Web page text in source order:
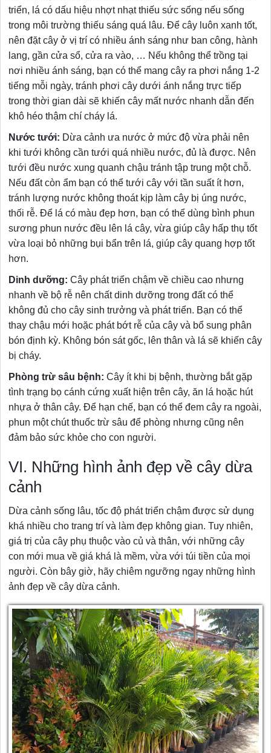
triển, lá có dấu hiệu nhợt nhạt thiếu sức sống nếu sống
trong môi trường thiếu sáng quá lâu. Để cây luôn xanh tốt,
nên đặt cây ở vị trí có nhiều ánh sáng như ban công, hành
lang, gần cửa sổ, cửa ra vào, … Nếu không thể trồng tại
nơi nhiều ánh sáng, bạn có thể mang cây ra phơi nắng 1-2
tiếng mỗi ngày, tránh phơi cây dưới ánh nắng trực tiếp
trong thời gian dài sẽ khiến cây mất nước nhanh dẫn đến
khô héo thậm chí cháy lá.
Nước tưới: Dừa cảnh ưa nước ở mức độ vừa phải nên
khi tưới không cần tưới quá nhiều nước, đủ là được. Nên
tưới đều nước xung quanh chậu tránh tập trung một chỗ.
Nếu đất còn ẩm bạn có thể tưới cây với tần suất ít hơn,
tránh lượng nước không thoát kịp làm cây bị úng nước,
thối rễ. Để lá có màu đẹp hơn, bạn có thể dùng bình phun
sương phun nước đều lên lá cây, vừa giúp cây hấp thụ tốt
vừa loại bỏ những bụi bẩn trên lá, giúp cây quang hợp tốt
hơn.
Dinh dưỡng: Cây phát triển chậm về chiều cao nhưng
nhanh về bộ rễ nên chất dinh dưỡng trong đất có thể
không đủ cho cây sinh trưởng và phát triển. Bạn có thể
thay chậu mới hoặc phát bớt rễ của cây và bổ sung phân
bón định kỳ. Không bón sát gốc, lên thân và lá sẽ khiến cây
bị cháy.
Phòng trừ sâu bệnh: Cây ít khi bị bệnh, thường bắt gặp
tình trạng bọ cánh cứng xuất hiện trên cây, ăn lá hoặc hút
nhựa ở thân cây. Để hạn chế, bạn có thể đem cây ra ngoài,
phun một chút thuốc trừ sâu để phòng nhưng cũng nên
đảm bảo sức khỏe cho con người.
VI. Những hình ảnh đẹp về cây dừa
cảnh
Dừa cảnh sống lâu, tốc độ phát triển chậm được sử dụng
khá nhiều cho trang trí và làm đẹp không gian. Tuy nhiên,
giá trị của cây phụ thuộc vào củ và thân, với những cây
con mới mua về giá khá là mềm, vừa với túi tiền của mọi
người. Còn bây giờ, hãy chiêm ngưỡng ngay những hình
ảnh đẹp về cây dừa cảnh.